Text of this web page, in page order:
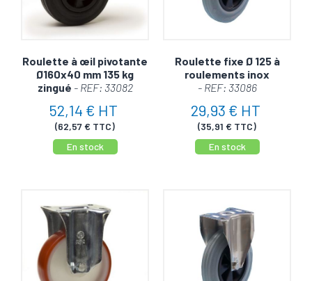
Roulette à œil pivotante
Ø160x40 mm 135 kg
zingué - REF: 33082
52,14 € HT
(62,57 € TTC)
En stock
Roulette fixe Ø 125 à
roulements inox
- REF: 33086
29,93 € HT
(35,91 € TTC)
En stock